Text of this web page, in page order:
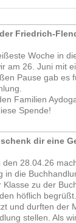
Friedrich-
Woche in
am 26. Juni mit
Pause gab es
Familien
Spende!
dir eine
den 28.04.26
in die
Klasse zu der
höflich
und durften der
stellen. Als